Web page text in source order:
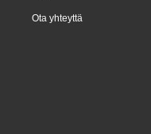
Ota yhteyttä